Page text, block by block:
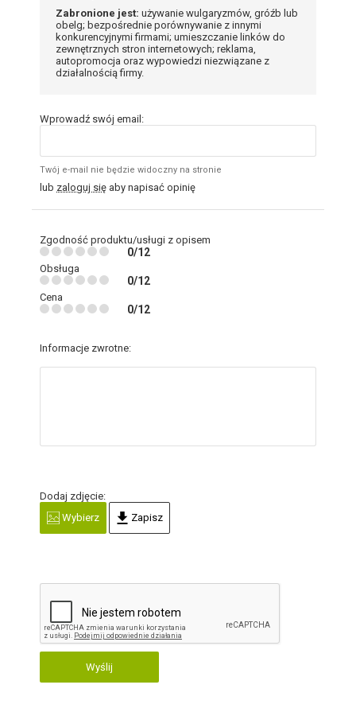
Zabronione jest: używanie wulgaryzmów, gróźb lub
obelg; bezpośrednie porównywanie z innymi
konkurencyjnymi firmami; umieszczanie linków do
zewnętrznych stron internetowych; reklama,
autopromocja oraz wypowiedzi niezwiązane z
działalnością firmy.
Wprowadź swój email:
Twój e-mail nie będzie widoczny na stronie
lub zaloguj się aby napisać opinię
Zgodność produktu/usługi z opisem
0/12
Obsługa
0/12
Cena
0/12
Informacje zwrotne:
Dodaj zdjęcie:
Wybierz
Zapisz
Wyślij